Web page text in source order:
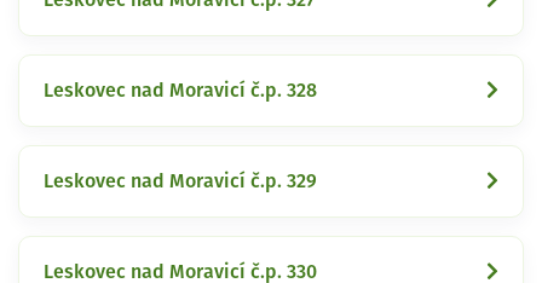
Leskovec nad Moravicí č.p. 328
Leskovec nad Moravicí č.p. 329
Leskovec nad Moravicí č.p. 330